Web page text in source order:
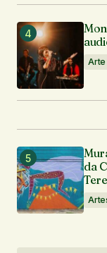
Arte
da